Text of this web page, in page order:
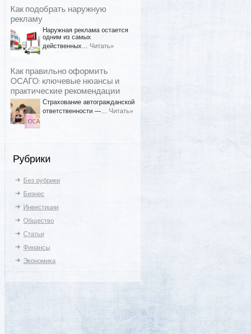
Как подобрать наружную
рекламу
Наружная реклама остается
одним из самых
действенных... Читать»
Как правильно оформить
ОСАГО: ключевые нюансы и
практические рекомендации
Страхование автогражданской
ответственности —... Читать»
Рубрики
Без рубрики
Бизнес
Инвестиции
Общество
Статьи
Финансы
Экономика